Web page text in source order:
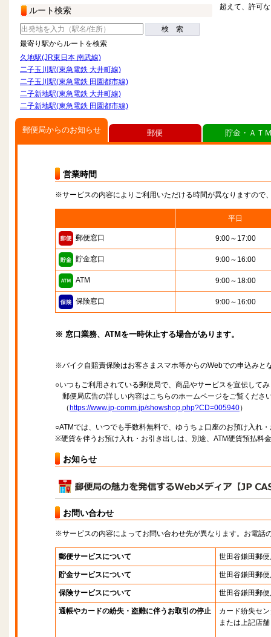
ルート検索
検 索
最寄り駅からルートを検索
久地駅(JR東日本 南武線)
二子玉川駅(東急電鉄 大井町線)
二子玉川駅(東急電鉄 田園都市線)
二子新地駅(東急電鉄 大井町線)
二子新地駅(東急電鉄 田園都市線)
超えて、許可
郵便局からのお知らせ
営業時間
※サービスの内容によりご利用いただける時間が異なりますので
平日
郵便窓口 9:00～17:00
貯金窓口 9:00～16:00
ATM 9:00～18:00
保険窓口 9:00～16:00
※ 窓口業務、ATMを一時休止する場合があります。
※バイク自賠責保険はお客さまスマホ等からのWebでの申込みと
○いつもご利用されている郵便局で、商品やサービスを宣伝して
郵便局広告の詳しい内容はこちらのホームページをご覧くださ
（ https://www.jp-comm.jp/showshop.php?CD=005940）
○ATMでは、いつでも手数料無料で、ゆうちょ口座のお預け入れ
※硬貨を伴うお預け入れ・お引き出しは、別途、ATM硬貨預払料
お知らせ
お問い合わせ
※サービスの内容によってお問い合わせ先が異なります。お電話
郵便サービスについて 世田谷鎌田郵
貯金サービスについて 世田谷鎌田郵
保険サービスについて 世田谷鎌田郵
通帳やカードの紛失・盗難に伴うお取引の停止
カード紛失セ
または上記店舗
郵便 貯金・ＡＴ